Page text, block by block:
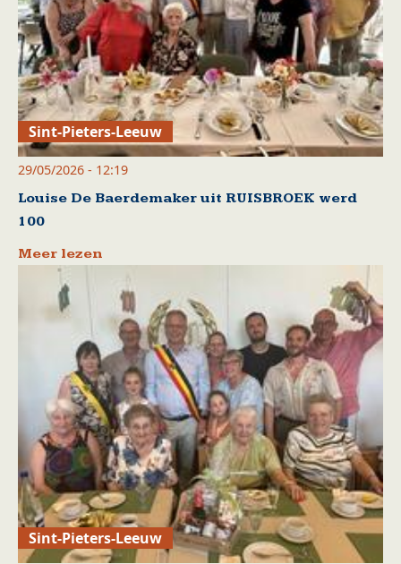
Sint-Pieters-Leeuw
29/05/2026 - 12:19
Louise De Baerdemaker uit RUISBROEK werd
100
Meer lezen
Sint-Pieters-Leeuw